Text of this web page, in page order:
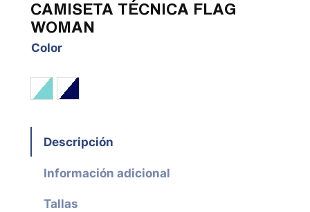
CAMISETA TÉCNICA FLAG
WOMAN
Color
Blanco / Acqua / Marino
Blanco / Marino / Rojo
Descripción
Información adicional
Tallas